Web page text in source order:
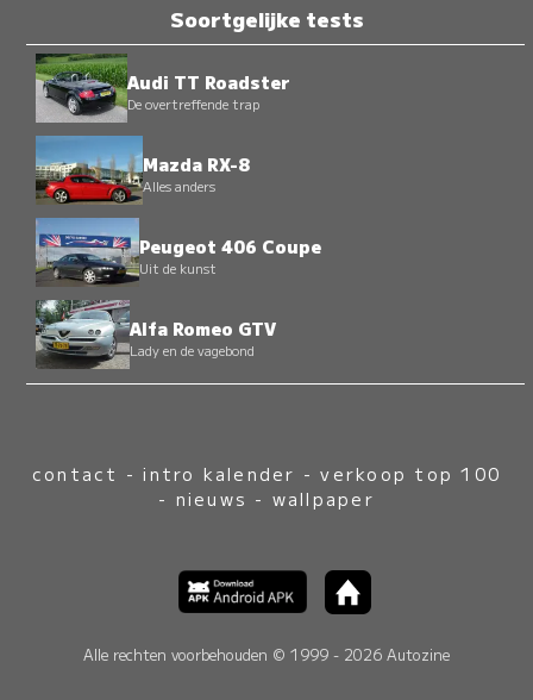
Soortgelijke tests
Audi TT Roadster
De overtreffende trap
Mazda RX-8
Alles anders
Peugeot 406 Coupe
Uit de kunst
Alfa Romeo GTV
Lady en de vagebond
contact -intro kalender -verkoop top 100
- nieuws - wallpaper
Alle rechten voorbehouden © 1999 - 2026 Autozine